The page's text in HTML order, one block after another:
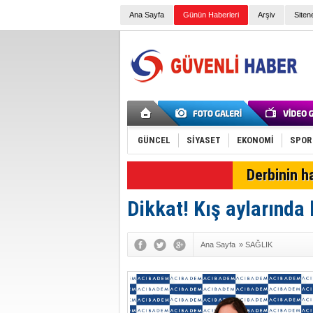
Ana Sayfa Günün Haberleri Arşiv
GÜNCEL SİYASET EKONOMİ SPOR
Derbinin
Dikkat! Kış aylarında
Ana Sayfa » SAĞLIK